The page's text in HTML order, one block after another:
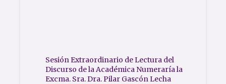
Sesión Extraordinario de Lectura del
Discurso de la Académica Numeraría la
Excma. Sra. Dra. Pilar Gascón Lecha